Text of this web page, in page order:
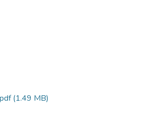
(1.49 MB)